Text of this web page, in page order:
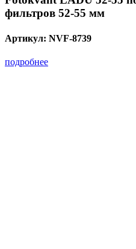
фильтров 52-55 мм
Артикул: NVF-8739
подробнее